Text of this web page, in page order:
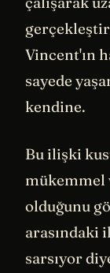
Vincent'ın
sayede
kendine.
Bu ilişki
mükemmel
olduğunu
arasındaki
sarsıyor